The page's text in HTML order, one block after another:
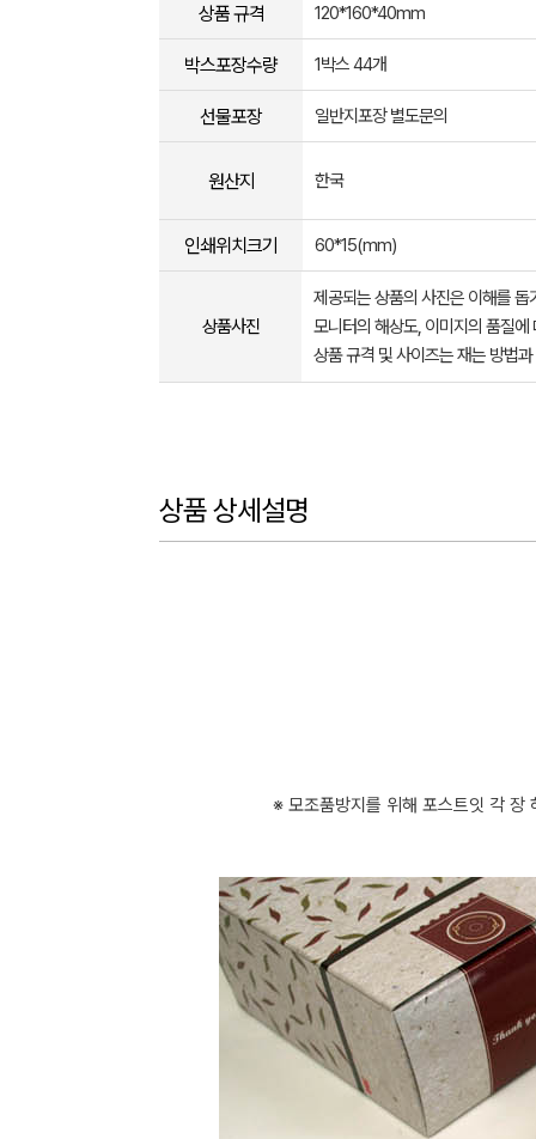
상품 규격 120*160*40mm
박스포장수량 1박스 44개
선물포장 일반지포장 별도문의
원산지 한국
인쇄위치크기 60*15(mm)
상품사진
제공되는 상품의 사진은 이해를
모니터의 해상도, 이미지의 품질
상품 규격 및 사이즈는 재는 방법
상품 상세설명
※ 모조품방지를 위해 포스트잇 각 장